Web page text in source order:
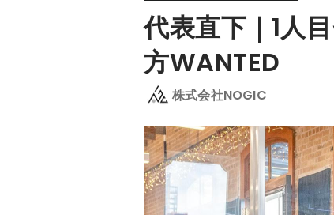
代表直下｜1人
方WANTED
株式会社NOGIC